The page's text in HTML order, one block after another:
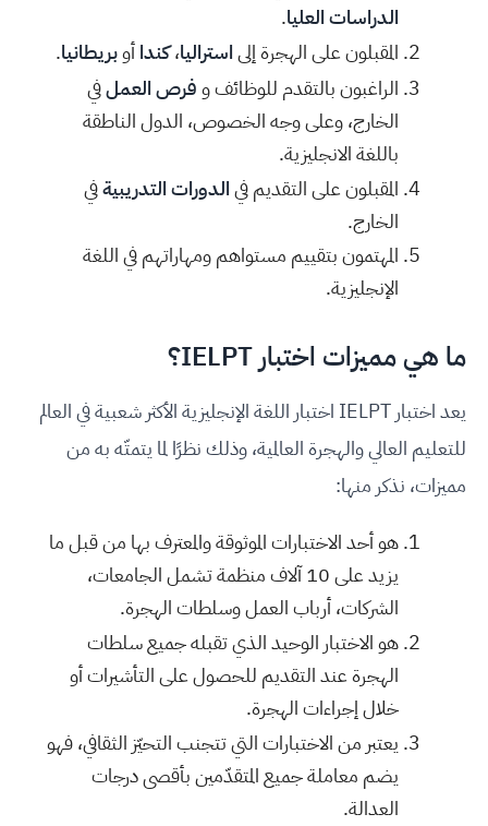
الدراسات العليا.
المقبلون على الهجرة إلىاستراليا،كنداأوبريطانيا.
الراغبون بالتقدم للوظائف وفرص العملفي
الخارج، وعلى وجه الخصوص، الدول الناطقة
باللغة الانجليزية.
المقبلون على التقديم فيالدورات التدريبيةفي
الخارج.
المهتمون بتقييم مستواهم ومهاراتهم في اللغة
الإنجليزية.
ما هي مميزات اختبار IELPT؟
يعد اختبار IELPT اختبار اللغة الإنجليزية الأكثر شعبية في العالم
للتعليم العالي والهجرة العالمية، وذلك نظرًا لما يتمتّه به من
مميزات، نذكر منها:
هو أحد الاختبارات الموثوقة والمعترف بها من قبل ما
يزيد على 10 آلاف منظمة تشمل الجامعات،
الشركات، أرباب العمل وسلطات الهجرة.
هو الاختبار الوحيد الذي تقبله جميع سلطات
الهجرة عند التقديم للحصول على التأشيرات أو
خلال إجراءات الهجرة.
يعتبر من الاختبارات التي تتجنب التحيّز الثقافي، فهو
يضم معاملة جميع المتقدّمين بأقصى درجات
العدالة.